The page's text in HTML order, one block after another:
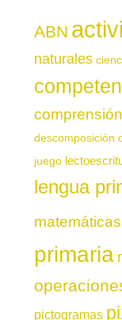
ABN
naturales
descomposición
juego
lengua
matemáticas
primaria
pictogramas